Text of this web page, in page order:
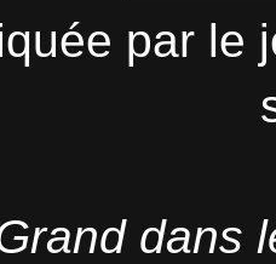
par le
dans